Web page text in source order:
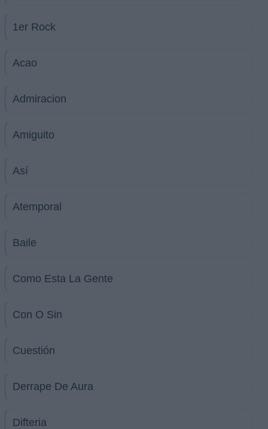
1er Rock
Acao
Admiracion
Amiguito
Así
Atemporal
Baile
Como Esta La Gente
Con O Sin
Cuestión
Derrape De Aura
Difteria